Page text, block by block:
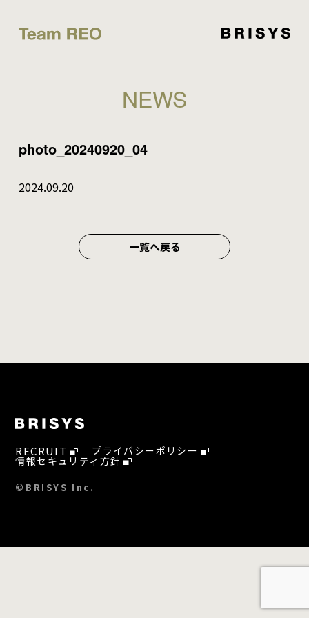
NEWS
photo_20240920_04
2024.09.20
一覧へ戻る
RECRUIT プライバシーポリシー
情報セキュリティ方針
©BRISYS Inc.